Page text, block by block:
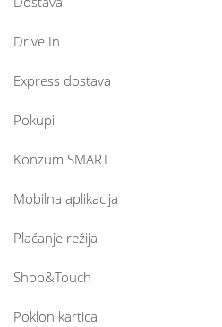
Drive In
Express dostava
Pokupi
Konzum SMART
Mobilna aplikacija
Plaćanje režija
Shop&Touch
Poklon kartica